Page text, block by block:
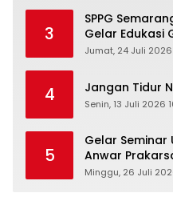
3
SPPG
Gelar Edukasi
Peringati Hari
Jumat, 24 Juli 2026
4 Jangan Tidur
Senin, 13 Juli 2026
5
Gelar Seminar
Anwar
di Logung
Minggu, 26 Juli